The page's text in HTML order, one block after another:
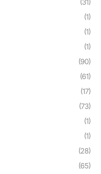
(31)
(1)
(1)
(1)
(90)
(61)
(17)
(73)
(1)
(1)
(28)
(65)